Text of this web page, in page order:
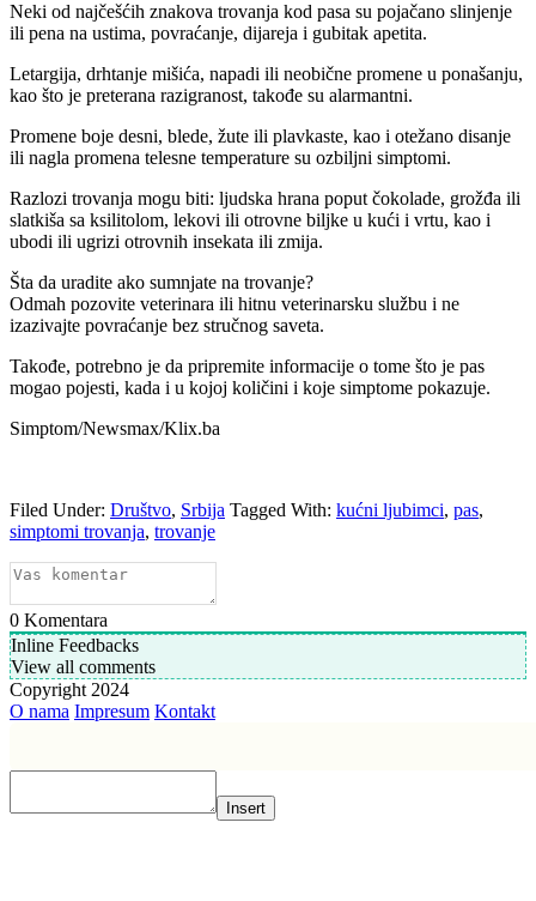
Neki od najčešćih znakova trovanja kod pasa su pojačano slinjenje
ili pena na ustima, povraćanje, dijareja i gubitak apetita.
Letargija, drhtanje mišića, napadi ili neobične promene u ponašanju,
kao što je preterana razigranost, takođe su alarmantni.
Promene boje desni, blede, žute ili plavkaste, kao i otežano disanje
ili nagla promena telesne temperature su ozbiljni simptomi.
Razlozi trovanja mogu biti: ljudska hrana poput čokolade, grožđa ili
slatkiša sa ksilitolom, lekovi ili otrovne biljke u kući i vrtu, kao i
ubodi ili ugrizi otrovnih insekata ili zmija.
Šta da uradite ako sumnjate na trovanje?
Odmah pozovite veterinara ili hitnu veterinarsku službu i ne
izazivajte povraćanje bez stručnog saveta.
Takođe, potrebno je da pripremite informacije o tome što je pas
mogao pojesti, kada i u kojoj količini i koje simptome pokazuje.
Simptom/Newsmax/Klix.ba
Filed Under: Društvo, Srbija Tagged With: kućni ljubimci, pas,
simptomi trovanja, trovanje
0 Komentara
Inline Feedbacks
View all comments
Copyright 2024
O nama Impresum Kontakt
Insert